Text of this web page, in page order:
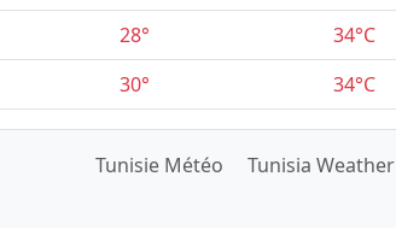
28° 34°C
30° 34°C
Tunisie Météo Tunisia Weather